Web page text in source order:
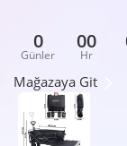
0
Günler
00
Hr
Mağazaya Git